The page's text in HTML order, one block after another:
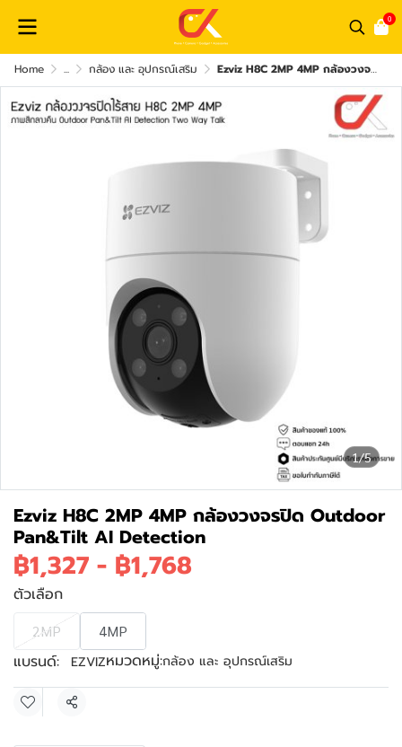
0
Home ... กล้อง และ อุปกรณ์เสริม Ezviz H8C 2MP 4MP กล้องวงจรปิด Outdoor Pan&Tilt AI Detection
1/5
Ezviz H8C 2MP 4MP กล้องวงจรปิด Outdoor
Pan&Tilt AI Detection
฿1,327 - ฿1,768
ตัวเลือก
2MP 4MP
แบรนด์: EZVIZหมวดหมู่:กล้อง และ อุปกรณ์เสริม
แชร์